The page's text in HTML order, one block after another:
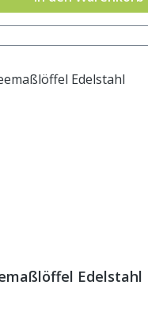
Edelstahl